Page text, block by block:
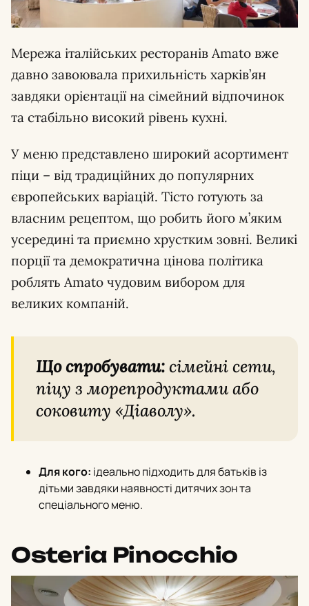
Мережа італійських ресторанів Amato вже
давно завоювала прихильність харків’ян
завдяки орієнтації на сімейний відпочинок
та стабільно високий рівень кухні.
У меню представлено широкий асортимент
піци – від традиційних до популярних
європейських варіацій. Тісто готують за
власним рецептом, що робить його м’яким
усередині та приємно хрустким зовні. Великі
порції та демократична цінова політика
роблять Amato чудовим вибором для
великих компаній.
Що спробувати:сімейні сети,
піцу з морепродуктами або
соковиту «Діаволу».
Для кого: ідеально підходить для батьків із
дітьми завдяки наявності дитячих зон та
спеціального меню.
Osteria Pinocchio